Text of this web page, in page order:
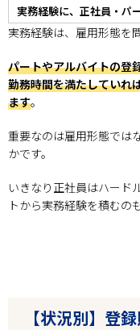
実務経験に、正社員・パ
実務経験は、雇用形態を
パートやアルバイトの登
勤務時間を満たしていれ
ます。
重要なのは雇用形態では
かです。
いきなり正社員はハード
トから実務経験を積むの
【状況別】登